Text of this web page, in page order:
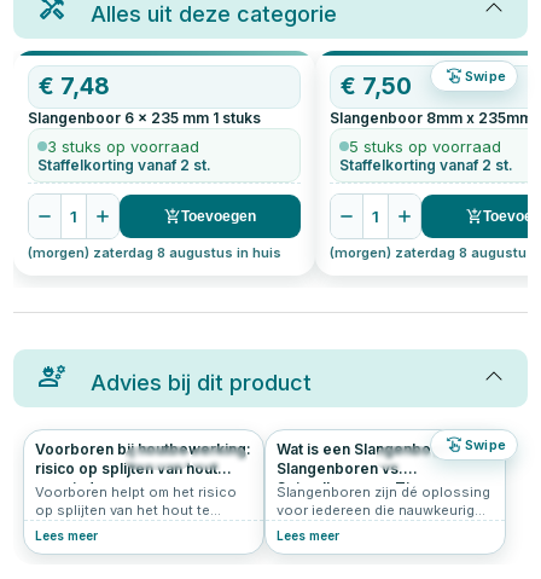
Alles uit deze categorie
Swipe
€ 7,48
Slangenboor 6 x 235 mm 1 stuks
3 stuks op voorraad
Staffelkorting vanaf 2 st.
1 Toevoegen
(morgen) zaterdag 8 augustus in huis
€ 7,50
Slangenboor 8mm x 235mm
5 stuks op voorraad
Staffelkorting vanaf 2 st.
1
(morgen) zaterdag 8 augustus
Advies bij dit product
Swipe
1259 5.0
Voorboren bij houtbewerking:
risico op splijten van hout
verminderen
Voorboren helpt om het risico
op splijten van het hout te
verminderen, vooral bij zachtere
Lees meer
515 5.0
Wat is een Slangenboor?
Slangenboren vs.
Spiraalboren en Tips voor
Hardhout
Slangenboren zijn dé oplossing
voor iedereen die nauwkeurig
en diep in hout wil boren. Of je
Lees meer